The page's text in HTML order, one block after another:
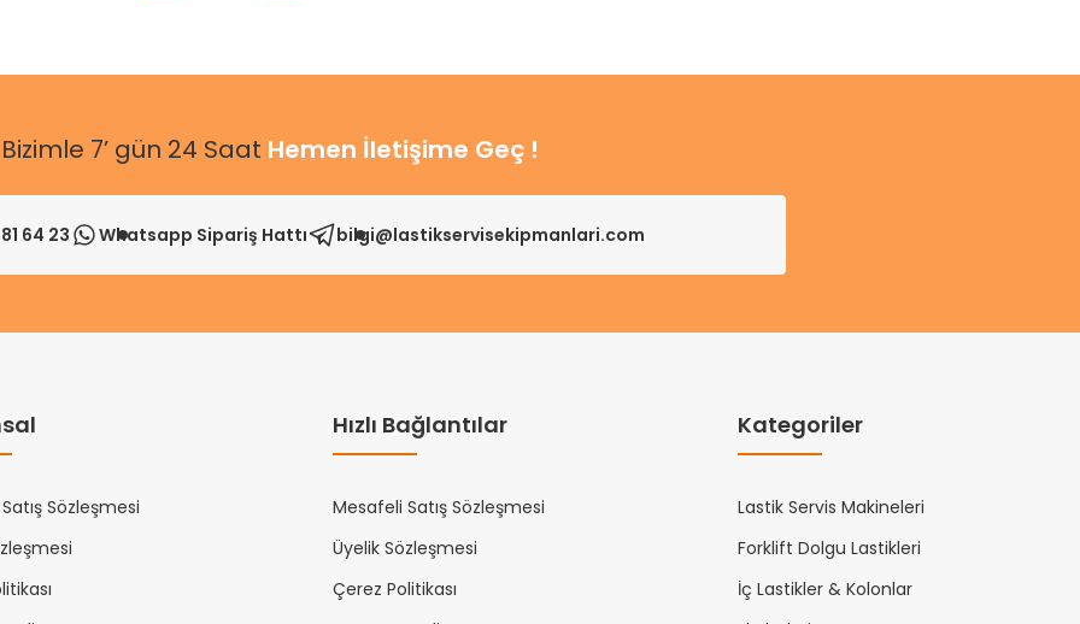
Bizimle 7’ gün 24 Saat Hemen İletişime Geç !
64 23 Whatsapp Sipariş Hattı bilgi@lastikservisekipmanlari.com
Sözleşmesi
Hızlı Bağlantılar
Mesafeli Satış Sözleşmesi
Üyelik Sözleşmesi
Çerez Politikası
Kategoriler
Lastik Servis Makineleri
Forklift Dolgu Lastikleri
İç Lastikler & Kolonlar